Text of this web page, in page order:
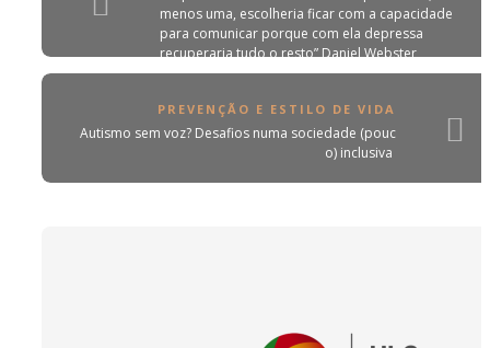
menos uma, escolheria ficar com a capacidade
para comunicar porque com ela depressa
recuperaria tudo o resto” Daniel Webster
PREVENÇÃO E ESTILO DE VIDA
Autismo sem voz? Desafios numa sociedade (pouc
o) inclusiva